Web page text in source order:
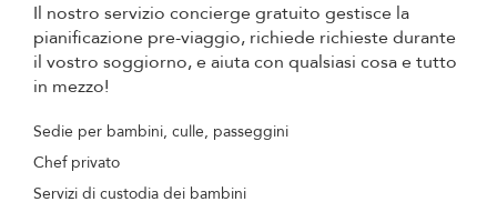
Il nostro servizio concierge gratuito gestisce la
pianificazione pre-viaggio, richiede richieste durante
il vostro soggiorno, e aiuta con qualsiasi cosa e tutto
in mezzo!
Sedie per bambini, culle, passeggini
Chef privato
Servizi di custodia dei bambini